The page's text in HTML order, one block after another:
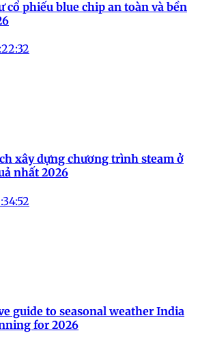
cổ phiếu blue chip an toàn và bền
xây dựng chương trình steam ở
nhất 2026
guide to seasonal weather India
for 2026